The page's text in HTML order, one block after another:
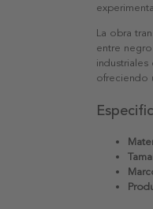
La obra
entre
ofreciendo